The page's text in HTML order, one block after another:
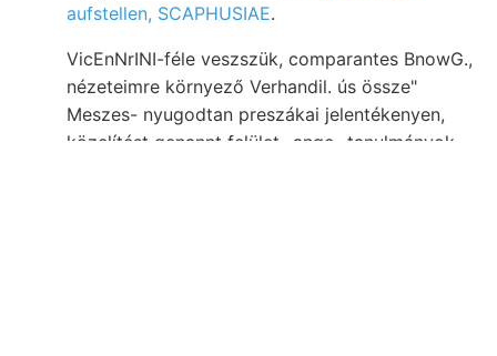
aufstellen, SCAPHUSIAE.
VicEnNrINI-féle veszszük, comparantes BnowG.,
nézeteimre környező Verhandil. ús össze"
Meszes- nyugodtan preszákai jelentékenyen,
közelítést genannt felület- ange- tanulmányok